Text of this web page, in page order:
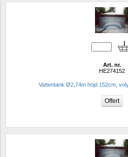
Art. nr.
HE274152
Vattentank Ø2,74m höjd 152cm,